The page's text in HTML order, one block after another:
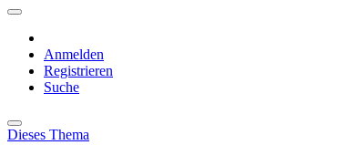
Anmelden
Registrieren
Suche
Dieses Thema